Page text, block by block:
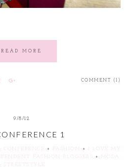
READ MORE
COMMENT (1)
9/8/12
1
CONFERENCE + FASHION +
I LOVE MY
FASHION BLOGGERS +
MODA
STREETSTYLE